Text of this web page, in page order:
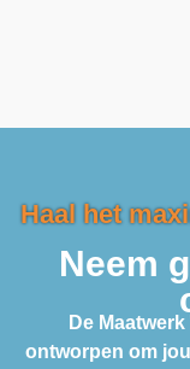
Haal het
Neem
De
ontworpen om